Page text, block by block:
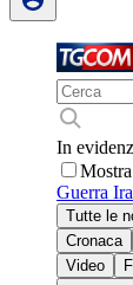
In
Guerra
Tutte le
Cronaca
Video